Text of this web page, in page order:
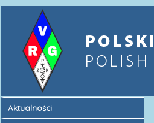
Aktualności